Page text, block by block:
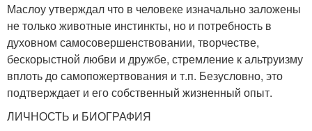
Маслоу утверждал что в человеке изначально заложены
не только животные инстинкты, но и потребность в
духовном самосовершенствовании, творчестве,
бескорыстной любви и дружбе, стремление к альтруизму
вплоть до самопожертвования и т.п. Безусловно, это
подтверждает и его собственный жизненный опыт.
ЛИЧНОСТЬ и БИОГРАФИЯ